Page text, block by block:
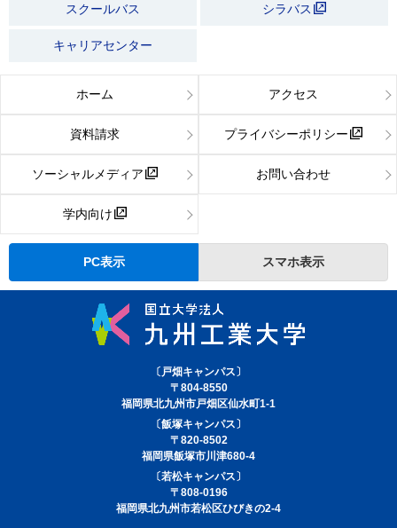
スクールバス シラバス
キャリアセンター
ホーム アクセス
資料請求 プライバシーポリシー
ソーシャルメディア お問い合わせ
学内向け
PC表示 スマホ表示
〔戸畑キャンパス〕
〒804-8550
福岡県北九州市戸畑区仙水町1-1
〔飯塚キャンパス〕
〒820-8502
福岡県飯塚市川津680-4
〔若松キャンパス〕
〒808-0196
福岡県北九州市若松区ひびきの2-4